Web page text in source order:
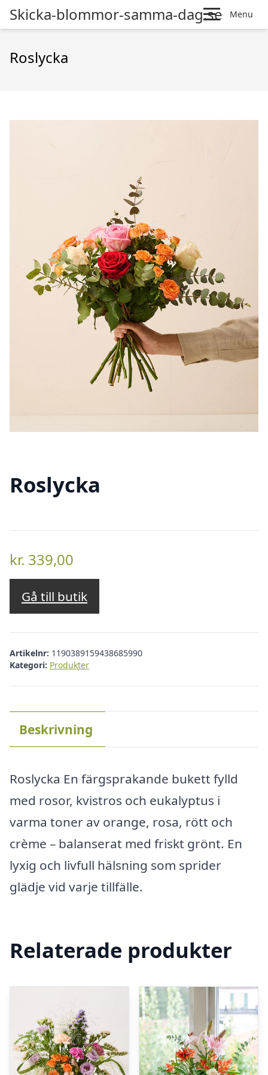
Skicka-blommor-samma-dag.se Menu
Roslycka
Roslycka
kr. 339,00
Gå till butik
Artikelnr: 1190389159438685990
Kategori: Produkter
Beskrivning
Roslycka En färgsprakande bukett fylld
med rosor, kvistros och eukalyptus i
varma toner av orange, rosa, rött och
crème – balanserat med friskt grönt. En
lyxig och livfull hälsning som sprider
glädje vid varje tillfälle.
Relaterade produkter